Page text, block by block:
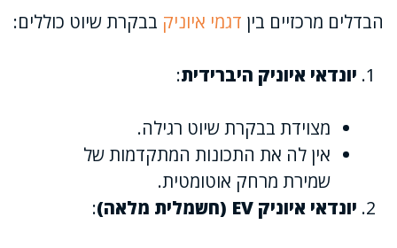
הבדלים מרכזיים בין דגמי איוניק בבקרת שיוט כוללים:
יונדאי איוניק היברידית:
מצוידת בבקרת שיוט רגילה.
אין לה את התכונות המתקדמות של
שמירת מרחק אוטומטית.
יונדאי איוניק EV (חשמלית מלאה)
: